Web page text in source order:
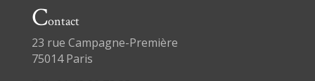
Contact
23 rue Campagne-Première
75014 Paris